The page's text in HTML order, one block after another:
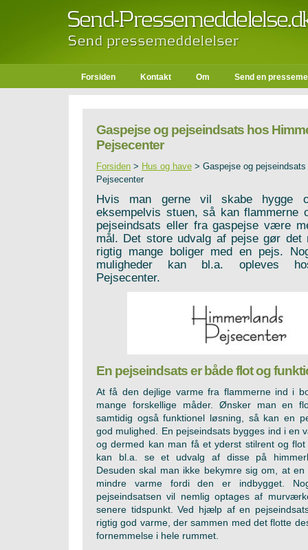
Forsiden Kontakt Om Send en
Gaspejse og pejseindsats hos
Pejsecenter
Forsiden > Hus og have > Gaspejse og
Pejsecenter
Hvis man gerne vil skabe hygge
eksempelvis stuen, så kan flammerne
pejseindsats eller fra gaspejse være
mål. Det store udvalg af pejse gør det
rigtig mange boliger med en pejs.
muligheder kan bl.a. opleves
Pejsecenter.
En pejseindsats er både flot og
At få den dejlige varme fra flammerne ind i
mange forskellige måder. Ønsker man en
samtidig også funktionel løsning, så kan en
god mulighed. En pejseindsats bygges ind i en
og dermed kan man få et yderst stilrent og
kan bl.a. se et udvalg af disse på
Desuden skal man ikke bekymre sig om, at en
mindre varme fordi den er indbygget.
pejseindsatsen vil nemlig optages af
senere tidspunkt. Ved hjælp af en
rigtig god varme, der sammen med det flotte
fornemmelse i hele rummet.